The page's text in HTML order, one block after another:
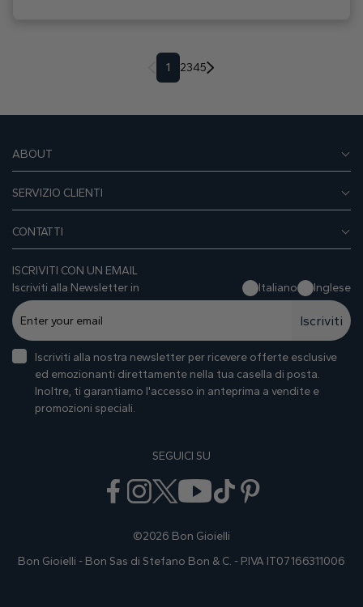
1 2345
ABOUT
SERVIZIO CLIENTI
CONTATTI
ISCRIVITI CON UN EMAIL
Iscriviti alla Newsletter in
Italiano Inglese
Iscriviti
Iscriviti alla nostra newsletter per ricevere offerte esclusive
ed emozionanti direttamente nella tua casella di posta.
Inoltre, ti garantiamo I'accesso in anteprima a vendite e
promozioni speciali.
SEGUICI SU
©2026 Bon Gioielli
Bon Gioielli - Bon Sas di Stefano Bon & C. - P.IVA IT07166311006